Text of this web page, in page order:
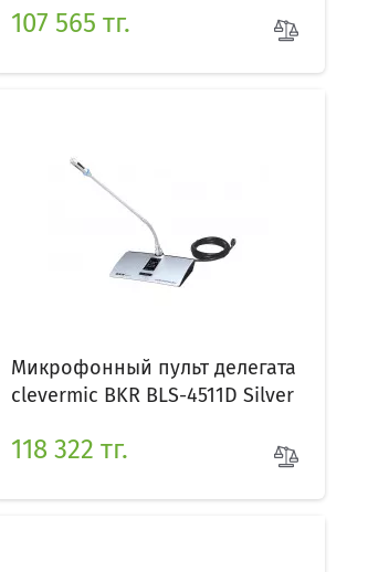
107 565 тг.
Микрофонный пульт делегата
clevermic BKR BLS-4511D Silver
118 322 тг.